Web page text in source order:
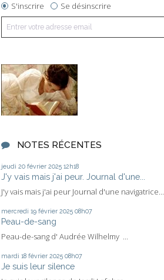
S'inscrire Se désinscrire
NOTES RÉCENTES
jeudi 20 février 2025 12h18
J'y vais mais j'ai peur. Journal d'une...
J'y vais mais j'ai peur Journal d'une navigatrice...
mercredi 19 février 2025 08h07
Peau-de-sang
Peau-de-sang d' Audrée Wilhelmy ...
mardi 18 février 2025 08h07
Je suis leur silence